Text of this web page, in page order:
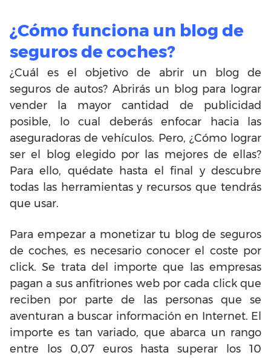
¿Cómo funciona un blog de
seguros de coches?
¿Cuál es el objetivo de abrir un blog de
seguros de autos? Abrirás un blog para lograr
vender la mayor cantidad de publicidad
posible, lo cual deberás enfocar hacia las
aseguradoras de vehículos. Pero, ¿Cómo lograr
ser el blog elegido por las mejores de ellas?
Para ello, quédate hasta el final y descubre
todas las herramientas y recursos que tendrás
que usar.
Para empezar a monetizar tu blog de seguros
de coches, es necesario conocer el coste por
click. Se trata del importe que las empresas
pagan a sus anfitriones web por cada click que
reciben por parte de las personas que se
aventuran a buscar información en Internet. El
importe es tan variado, que abarca un rango
entre los 0,07 euros hasta superar los 10